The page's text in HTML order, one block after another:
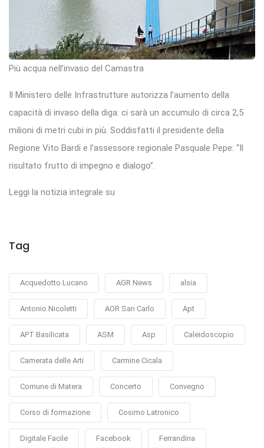
Più acqua nell’invaso del Camastra
Il Ministero delle Infrastrutture autorizza l’aumento della
capacità di invaso della diga: ci sarà un accumulo di circa 2,5
milioni di metri cubi in più. Soddisfatti il presidente della
Regione Vito Bardi e l’assessore regionale Pasquale Pepe: “Il
risultato frutto di impegno e dialogo”.
Leggi la notizia integrale su
Tag
Acquedotto Lucano AGR News alsia
Antonio Nicoletti AOR San Carlo Apt
APT Basilicata ASM Asp Caleidoscopio
Camerata delle Arti Carmine Cicala
Comune di Matera Concerto Convegno
Corso di formazione Cosimo Latronico
Digitale Facile Facebook Ferrandina